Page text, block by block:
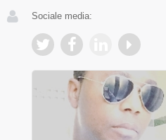
Sociale media: